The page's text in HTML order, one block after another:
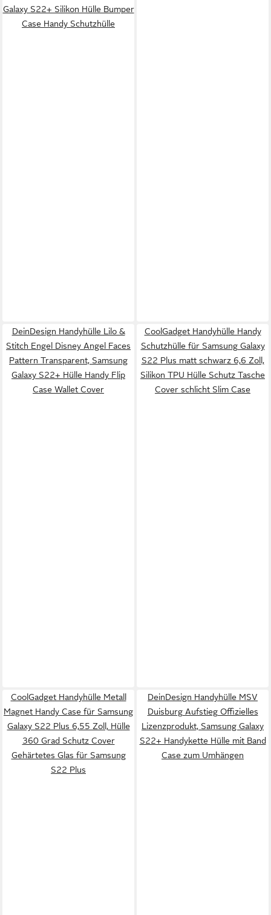
Galaxy S22+ Silikon Hülle Bumper
Case Handy Schutzhülle
DeinDesign Handyhülle Lilo &
Stitch Engel Disney Angel Faces
Pattern Transparent, Samsung
Galaxy S22+ Hülle Handy Flip
Case Wallet Cover
CoolGadget Handyhülle Handy
Schutzhülle für Samsung Galaxy
S22 Plus matt schwarz 6,6 Zoll,
Silikon TPU Hülle Schutz Tasche
Cover schlicht Slim Case
CoolGadget Handyhülle Metall
Magnet Handy Case für Samsung
Galaxy S22 Plus 6,55 Zoll, Hülle
360 Grad Schutz Cover
Gehärtetes Glas für Samsung
S22 Plus
DeinDesign Handyhülle MSV
Duisburg Aufstieg Offizielles
Lizenzprodukt, Samsung Galaxy
S22+ Handykette Hülle mit Band
Case zum Umhängen